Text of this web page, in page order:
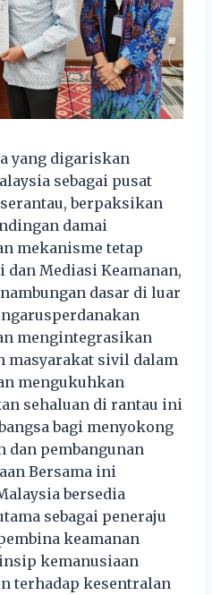
yang digariskan
sebagai pusat
berpaksikan
damai
mekanisme tetap
Mediasi Keamanan,
dasar di luar
mengintegrasikan
masyarakat sivil dalam
mengukuhkan
sehaluan di rantau ini
bagi menyokong
dan pembangunan
Bersama ini
bersedia
sebagai peneraju
keamanan
kemanusiaan
terhadap kesentralan